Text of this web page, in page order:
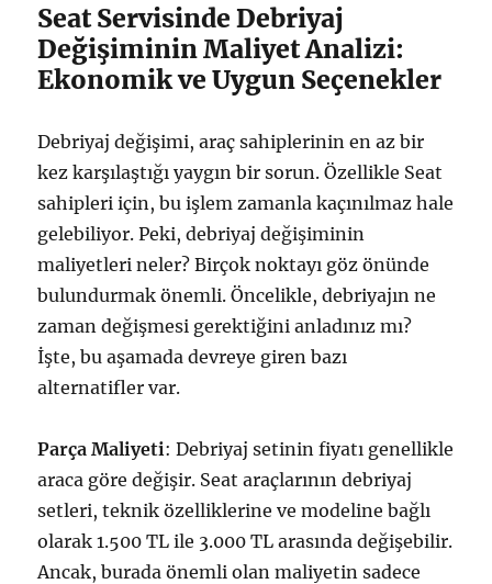
Seat Servisinde Debriyaj
Değişiminin Maliyet Analizi:
Ekonomik ve Uygun Seçenekler
Debriyaj değişimi, araç sahiplerinin en az bir
kez karşılaştığı yaygın bir sorun. Özellikle Seat
sahipleri için, bu işlem zamanla kaçınılmaz hale
gelebiliyor. Peki, debriyaj değişiminin
maliyetleri neler? Birçok noktayı göz önünde
bulundurmak önemli. Öncelikle, debriyajın ne
zaman değişmesi gerektiğini anladınız mı?
İşte, bu aşamada devreye giren bazı
alternatifler var.
Parça Maliyeti: Debriyaj setinin fiyatı genellikle
araca göre değişir. Seat araçlarının debriyaj
setleri, teknik özelliklerine ve modeline bağlı
olarak 1.500 TL ile 3.000 TL arasında değişebilir.
Ancak, burada önemli olan maliyetin sadece